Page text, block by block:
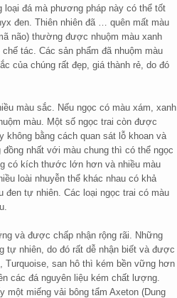
đá mà phương pháp này có thể tốt
đen. Thiên nhiên đã … quên mất màu
não) thường được nhuộm màu xanh
tác. Các sản phẩm đã nhuộm màu
của chúng rất đẹp, giá thành rẻ, do đó
màu sắc. Nếu ngọc có màu xám, xanh
màu. Một số ngọc trai còn được
không bằng cách quan sát lỗ khoan và
nhất với màu chung thì có thể ngọc
có kích thước lớn hơn và nhiều màu
loài nhuyễn thể khác nhau có khả
đen tự nhiên. Các loại ngọc trai có màu
và được chấp nhận rộng rãi. Những
tự nhiên, do đó rất dễ nhận biết và được
Turquoise, san hô thì kém bền vững hơn
các đá nguyên liệu kém chất lượng.
một miếng vải bông tẩm Axeton (Dung